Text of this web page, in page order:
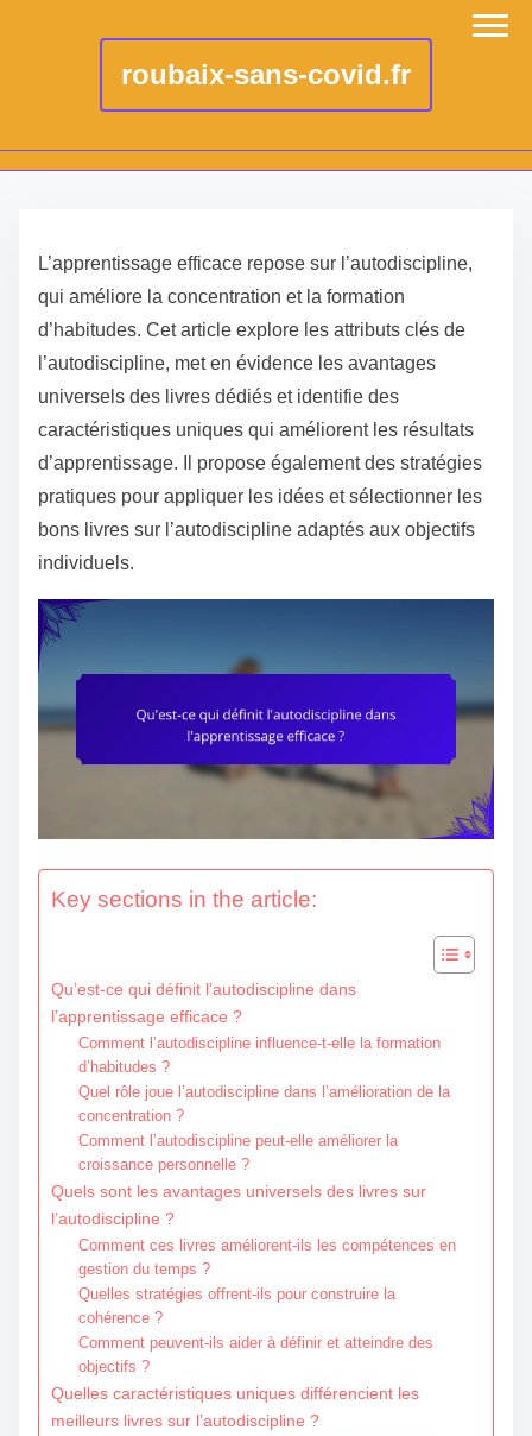
roubaix-sans-covid.fr
L’apprentissage efficace repose sur l’autodiscipline,
qui améliore la concentration et la formation
d’habitudes. Cet article explore les attributs clés de
l’autodiscipline, met en évidence les avantages
universels des livres dédiés et identifie des
caractéristiques uniques qui améliorent les résultats
d’apprentissage. Il propose également des stratégies
pratiques pour appliquer les idées et sélectionner les
bons livres sur l’autodiscipline adaptés aux objectifs
individuels.
Key sections in the article:
Qu’est-ce qui définit l’autodiscipline dans
l’apprentissage efficace ?
Comment l’autodiscipline influence-t-elle la formation
d’habitudes ?
Quel rôle joue l’autodiscipline dans l’amélioration de la
concentration ?
Comment l’autodiscipline peut-elle améliorer la
croissance personnelle ?
Quels sont les avantages universels des livres sur
l’autodiscipline ?
Comment ces livres améliorent-ils les compétences en
gestion du temps ?
Quelles stratégies offrent-ils pour construire la
cohérence ?
Comment peuvent-ils aider à définir et atteindre des
objectifs ?
Quelles caractéristiques uniques différencient les
meilleurs livres sur l’autodiscipline ?